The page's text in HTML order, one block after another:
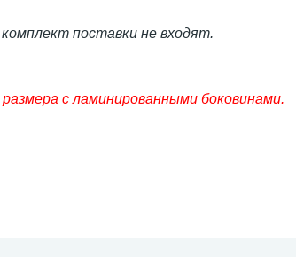
поставки не входят.
с ламинированными боковинами.